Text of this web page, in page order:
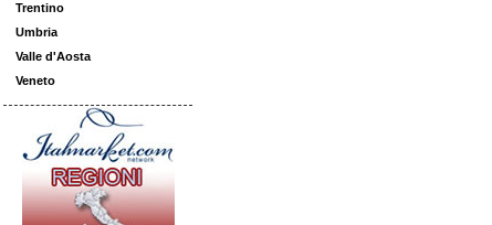
Trentino
Umbria
Valle d'Aosta
Veneto